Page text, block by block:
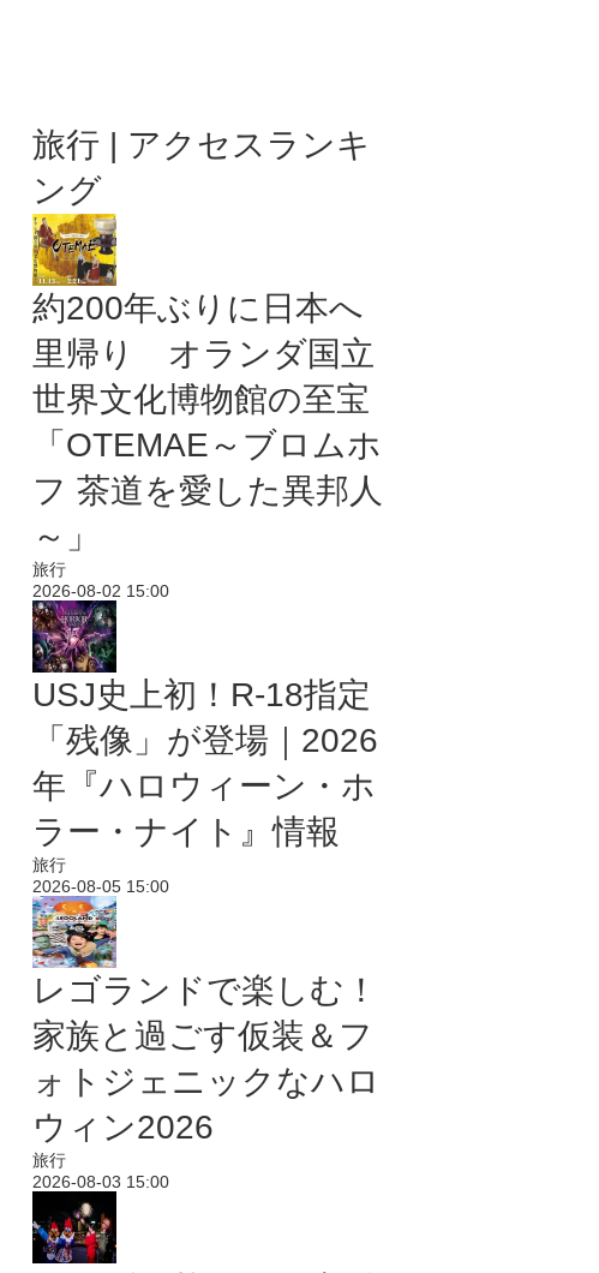
旅行 | アクセスランキ
ング
約200年ぶりに日本へ
里帰り オランダ国立
世界文化博物館の至宝
「OTEMAE～ブロムホ
フ 茶道を愛した異邦人
～」
旅行
2026-08-02 15:00
USJ史上初！R-18指定
「残像」が登場｜2026
年『ハロウィーン・ホ
ラー・ナイト』情報
旅行
2026-08-05 15:00
レゴランドで楽しむ！
家族と過ごす仮装＆フ
ォトジェニックなハロ
ウィン2026
旅行
2026-08-03 15:00